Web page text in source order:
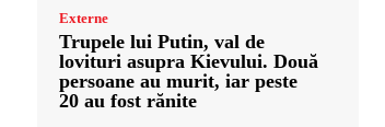
Externe
Trupele lui Putin, val de
lovituri asupra Kievului. Două
persoane au murit, iar peste
20 au fost rănite